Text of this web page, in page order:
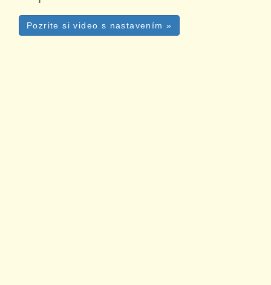
Pozrite si video s nastavením »